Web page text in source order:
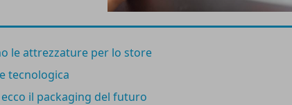
la tendenza è
le attrezzature per lo store
tecnologica
il packaging del futuro